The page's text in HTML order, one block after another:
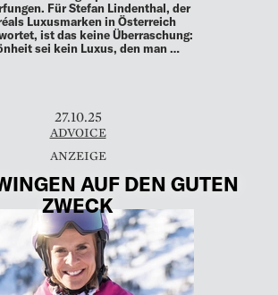
Für Stefan Lindenthal, der
Luxusmarken in Österreich
ist das keine Überraschung:
sei kein Luxus, den man …
27.10.25
ADVOICE
AUF DEN GUTEN
ZWECK